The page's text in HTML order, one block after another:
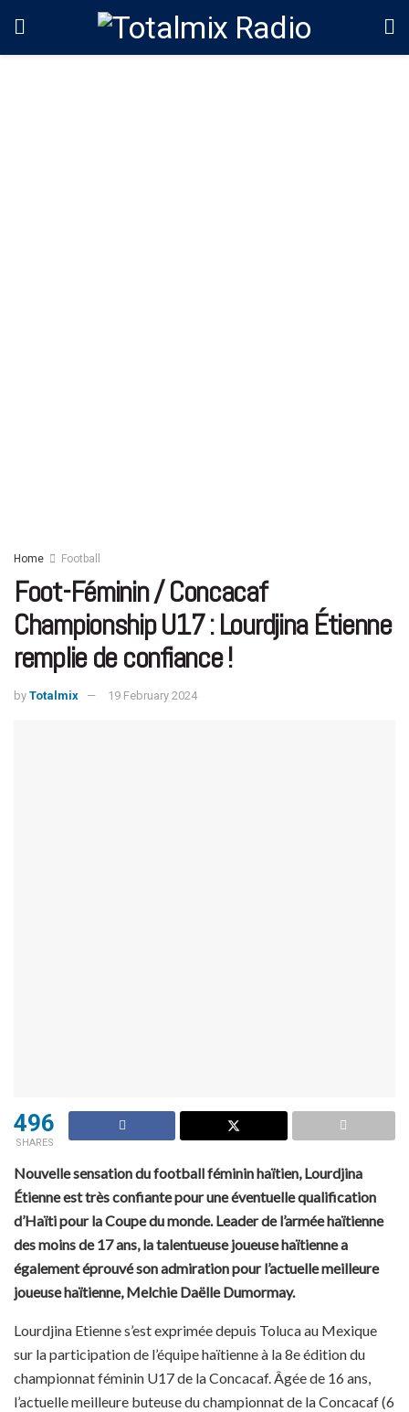
Home Football
Foot-Féminin / Concacaf
Championship U17 : Lourdjina Étienne
remplie de confiance !
by Totalmix 19 February 2024
496
SHARES
Nouvelle sensation du football féminin haïtien, Lourdjina
Étienne est très confiante pour une éventuelle qualification
d’Haïti pour la Coupe du monde. Leader de l’armée haïtienne
des moins de 17 ans, la talentueuse joueuse haïtienne a
également éprouvé son admiration pour l’actuelle meilleure
joueuse haïtienne, Melchie Daëlle Dumormay.
Lourdjina Etienne s’est exprimée depuis Toluca au Mexique
sur la participation de l’équipe haïtienne à la 8e édition du
championnat féminin U17 de la Concacaf. Âgée de 16 ans,
l’actuelle meilleure buteuse du championnat de la Concacaf (6